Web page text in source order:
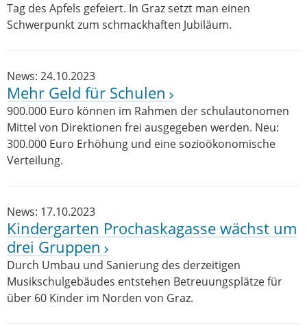
Tag des Apfels gefeiert. In Graz setzt man einen
Schwerpunkt zum schmackhaften Jubiläum.
News: 24.10.2023
Mehr Geld für Schulen
900.000 Euro können im Rahmen der schulautonomen
Mittel von Direktionen frei ausgegeben werden. Neu:
300.000 Euro Erhöhung und eine sozioökonomische
Verteilung.
News: 17.10.2023
Kindergarten Prochaskagasse wächst um
drei Gruppen
Durch Umbau und Sanierung des derzeitigen
Musikschulgebäudes entstehen Betreuungsplätze für
über 60 Kinder im Norden von Graz.